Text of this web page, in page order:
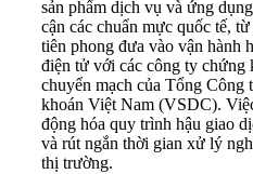
sản phẩm dịch vụ và ứng
cận các chuẩn mực quốc tế,
tiên phong đưa vào vận hành
điện tử với các công ty chứng
chuyển mạch của Tổng
khoán Việt Nam (VSDC).
động hóa quy trình hậu giao
và rút ngắn thời gian xử lý
thị trường.